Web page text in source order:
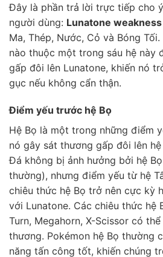
Đây là phần trả lời trực tiếp cho
người dùng: Lunatone weakness
Ma, Thép, Nước, Cỏ và Bóng
nào thuộc một trong sáu hệ này
gấp đôi lên Lunatone, khiến nó
gục nếu không cẩn thận.
Điểm yếu trước hệ Bọ
Hệ Bọ là một trong những điểm
nó gây sát thương gấp đôi lên
Đá không bị ảnh hưởng bởi hệ
thường), nhưng điểm yếu từ hệ
chiêu thức hệ Bọ trở nên cực kỳ
với Lunatone. Các chiêu thức hệ
Turn, Megahorn, X-Scissor có
thương. Pokémon hệ Bọ thường
năng tấn công tốt, khiến chúng